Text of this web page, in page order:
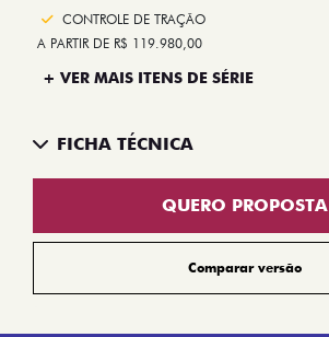
CONTROLE DE TRAÇÃO
A PARTIR DE R$ 119.980,00
+ VER MAIS ITENS DE SÉRIE
FICHA TÉCNICA
QUERO PROPOSTA
Comparar versão